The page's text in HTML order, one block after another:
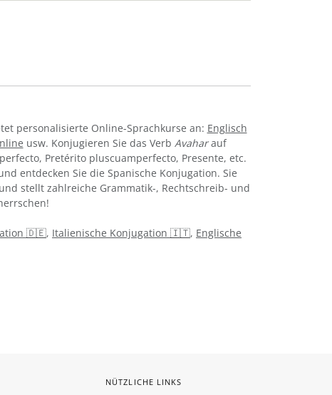
personalisierte Online-Sprachkurse an: Englisch
usw. Konjugieren Sie das Verb Avaharauf
Pretérito pluscuamperfecto, Presente, etc.
entdecken Sie die Spanische Konjugation. Sie
stellt zahlreiche Grammatik-, Rechtschreib- und
🇩🇪, Italienische Konjugation 🇮🇹, Englische
NÜTZLICHE LINKS